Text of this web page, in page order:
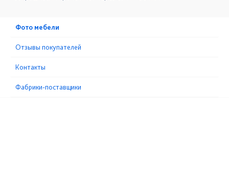
Фото мебели
Отзывы покупателей
Контакты
Фабрики-поставщики